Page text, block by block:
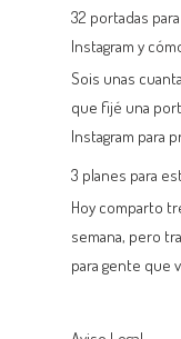
32 portadas
Instagram y
Sois unas
que fijé una
Instagram para
3 planes para
Hoy comparto
semana, pero
para gente que